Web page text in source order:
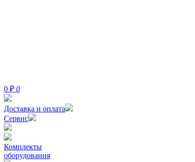
0 ₽ 0
Доставка и оплата
Сервис
Комплекты
оборудования